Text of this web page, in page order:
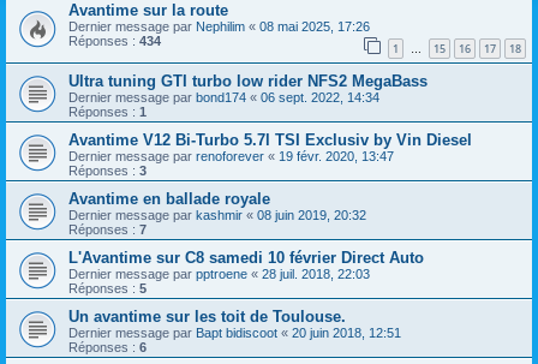
Avantime sur la route
Dernier message par Nephilim « 08 mai 2025, 17:26
Réponses : 434 1 … 15 16 17 18
Ultra tuning GTI turbo low rider NFS2 MegaBass
Dernier message par bond174 « 06 sept. 2022, 14:34
Réponses : 1
Avantime V12 Bi-Turbo 5.7l TSI Exclusiv by Vin Diesel
Dernier message par renoforever « 19 févr. 2020, 13:47
Réponses : 3
Avantime en ballade royale
Dernier message par kashmir « 08 juin 2019, 20:32
Réponses : 7
L'Avantime sur C8 samedi 10 février Direct Auto
Dernier message par pptroene « 28 juil. 2018, 22:03
Réponses : 5
Un avantime sur les toit de Toulouse.
Dernier message par Bapt bidiscoot « 20 juin 2018, 12:51
Réponses : 6